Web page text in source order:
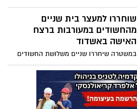
י"ג. במשטרה מציינים שזהות השודד ידוע והם
בעקבותיו
שוחררו למעצר בית שניים
מהחשודים במעורבות ברצח
האישה באשדוד
במשטרה שיחררו שניים משלושת החשודים
שנעצרו לאחר הרצח שאירע ביום חמישי
האחרון. החשוד השלישי במעשה, שמעצרו
הוארך עד יום חמישי, ממשיך לשהות במעצר,
והוא החשוד העיקרי באירוע